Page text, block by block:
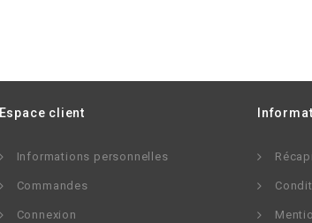
Espace client
Informations personnelles
Commandes
Connexion